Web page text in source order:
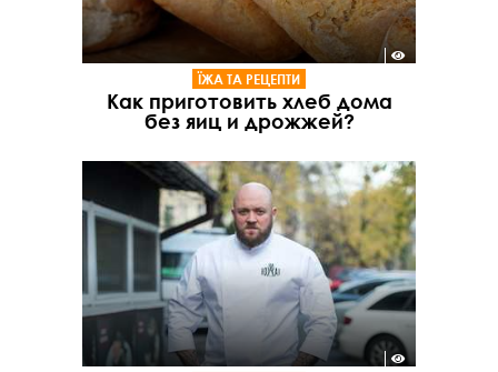
ЇЖА ТА РЕЦЕПТИ
Как приготовить хлеб дома
без яиц и дрожжей?